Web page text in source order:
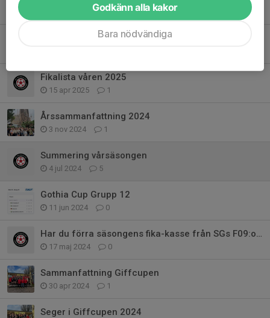
0
Säsongsinledningen 2025 - Brons i Future Cup
Fikalista våren 2025
15 apr 2025 1
Årssammanfattning 2024
3 nov 2024 1
Summering vårsäsongen
4 jul 2024 5
Gothia Cup Grupp 12
11 jun 2024 0
Har du förra säsongens fika-kasse från SGs F09:or?
17 maj 2024 0
Sammanfattning Giffcupen
30 apr 2024 1
Seger i Giffcupen 2024
Godkänn alla kakor
Bara nödvändiga